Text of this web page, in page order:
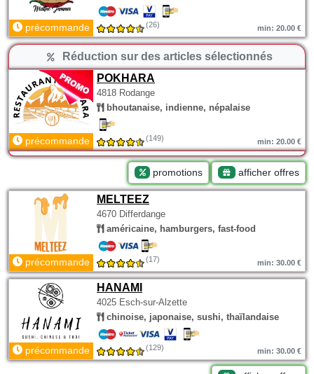
précommande (26) min: 20.00 €
Réduction sur des articles sélectionnés
POKHARA
4818 Rodange
bhoutanaise, indienne, népalaise
précommande (149) min: 20.00 €
promotions afficher offres
MELTEEZ
4670 Differdange
américaine, hamburgers, fast-food
précommande (17) min: 30.00 €
HANAMI
4025 Esch-sur-Alzette
chinoise, japonaise, sushi, thaïlandaise
précommande (129) min: 30.00 €